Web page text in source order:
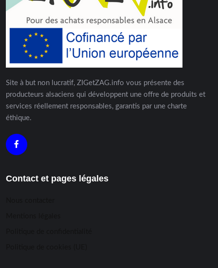
Site à but non lucratif, ZIGetZAG.info vous présente des
producteurs alsaciens qui développent une offre de produits et
services réellement responsables, garantis par une charte
éthique.
Contact et pages légales